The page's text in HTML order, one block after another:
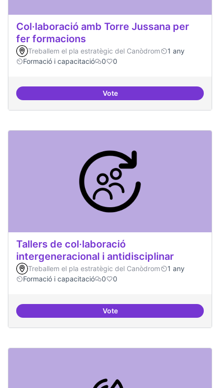
Col·laboració amb Torre Jussana per
fer formacions
Treballem el pla estratègic del Canòdrom
1 any
Formació i capacitació
0 0
VoteCol·laboració amb Torre
Tallers de col·laboració
intergeneracional i antidisciplinar
Treballem el pla estratègic del Canòdrom
1 any
Formació i capacitació
0 0
VoteTallers de col·laboració